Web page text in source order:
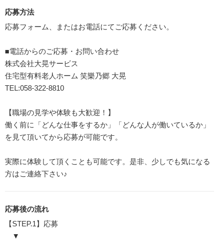
応募方法
応募フォーム、またはお電話にてご応募ください。
■電話からのご応募・お問い合わせ
株式会社大晃サービス
住宅型有料老人ホーム 笑樂乃郷 大晃
TEL:058-322-8810
【職場の見学や体験も大歓迎！】
働く前に「どんな仕事をするか」「どんな人が働いているか」
を見て頂いてから応募が可能です。
実際に体験して頂くことも可能です。是非、少しでも気になる
方はご連絡下さい♪
応募後の流れ
【STEP.1】応募
▼